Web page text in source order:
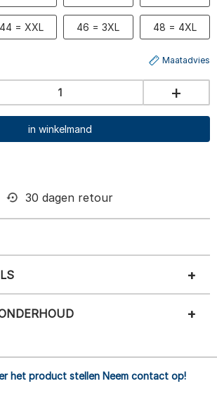
44 = XXL 46 = 3XL 48 = 4XL
Maatadvies
+
in winkelmand
30 dagen retour
het product stellen Neem contact op!